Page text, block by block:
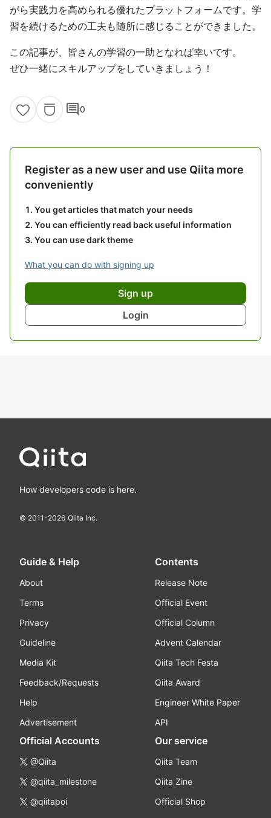
がら実践力を高められる優れたプラットフォームです。学
習を続けるための工夫も随所に感じることができました。
この記事が、皆さんの学習の一助となれば幸いです。
ぜひ一緒にスキルアップをしていきましょう！
comment0
Register as a new user and use Qiita more
conveniently
You get articles that match your needs
You can efficiently read back useful information
You can use dark theme
What you can do with signing up
Sign up
Login
How developers code is here.
© 2011-2026 Qiita Inc.
Guide & Help
About
Terms
Privacy
Guideline
Media Kit
Feedback/Requests
Help
Advertisement
Contents
Release Note
Official Event
Official Column
Advent Calendar
Qiita Tech Festa
Qiita Award
Engineer White Paper
API
Official Accounts
@Qiita
@qiita_milestone
@qiitapoi
Our service
Qiita Team
Qiita Zine
Official Shop